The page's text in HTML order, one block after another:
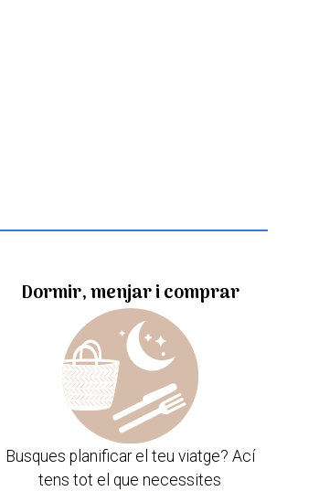
Dormir, menjar i comprar
Busques planificar el teu viatge? Ací
tens tot el que necessites